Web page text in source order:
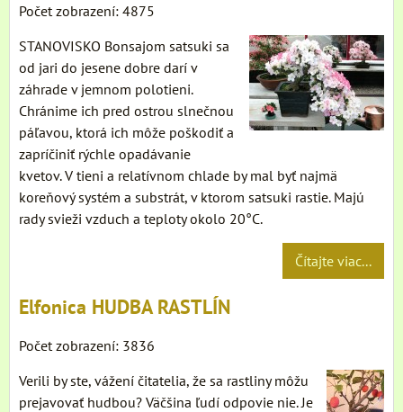
Počet zobrazení: 4875
STANOVISKO Bonsajom satsuki sa
od jari do jesene dobre darí v
záhrade v jemnom polotieni.
Chránime ich pred ostrou slnečnou
páľavou, ktorá ich môže poškodiť a
zapríčiniť rýchle opadávanie
kvetov. V tieni a relatívnom chlade by mal byť najmä
koreňový systém a substrát, v ktorom satsuki rastie. Majú
rady svieži vzduch a teploty okolo 20°C.
Čítajte viac...
Elfonica HUDBA RASTLÍN
Počet zobrazení: 3836
Verili by ste, vážení čitatelia, že sa rastliny môžu
prejavovať hudbou? Väčšina ľudí odpovie nie. Je